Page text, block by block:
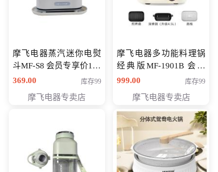
摩飞电器蒸汽迷你电熨
斗MF-S8 会员专享价168
元
369.00 库存99
摩飞电器专卖店
摩飞电器多功能料理锅
经典版MF-1901B 会员
专享价399元
999.00 库存99
摩飞电器专卖店